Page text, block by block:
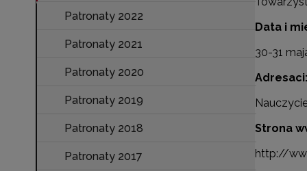
Patronaty 2022
Patronaty 2021
Patronaty 2020
Patronaty 2019
Patronaty 2018
Patronaty 2017
Data i
30-31
Adresaci:
Strona
http://